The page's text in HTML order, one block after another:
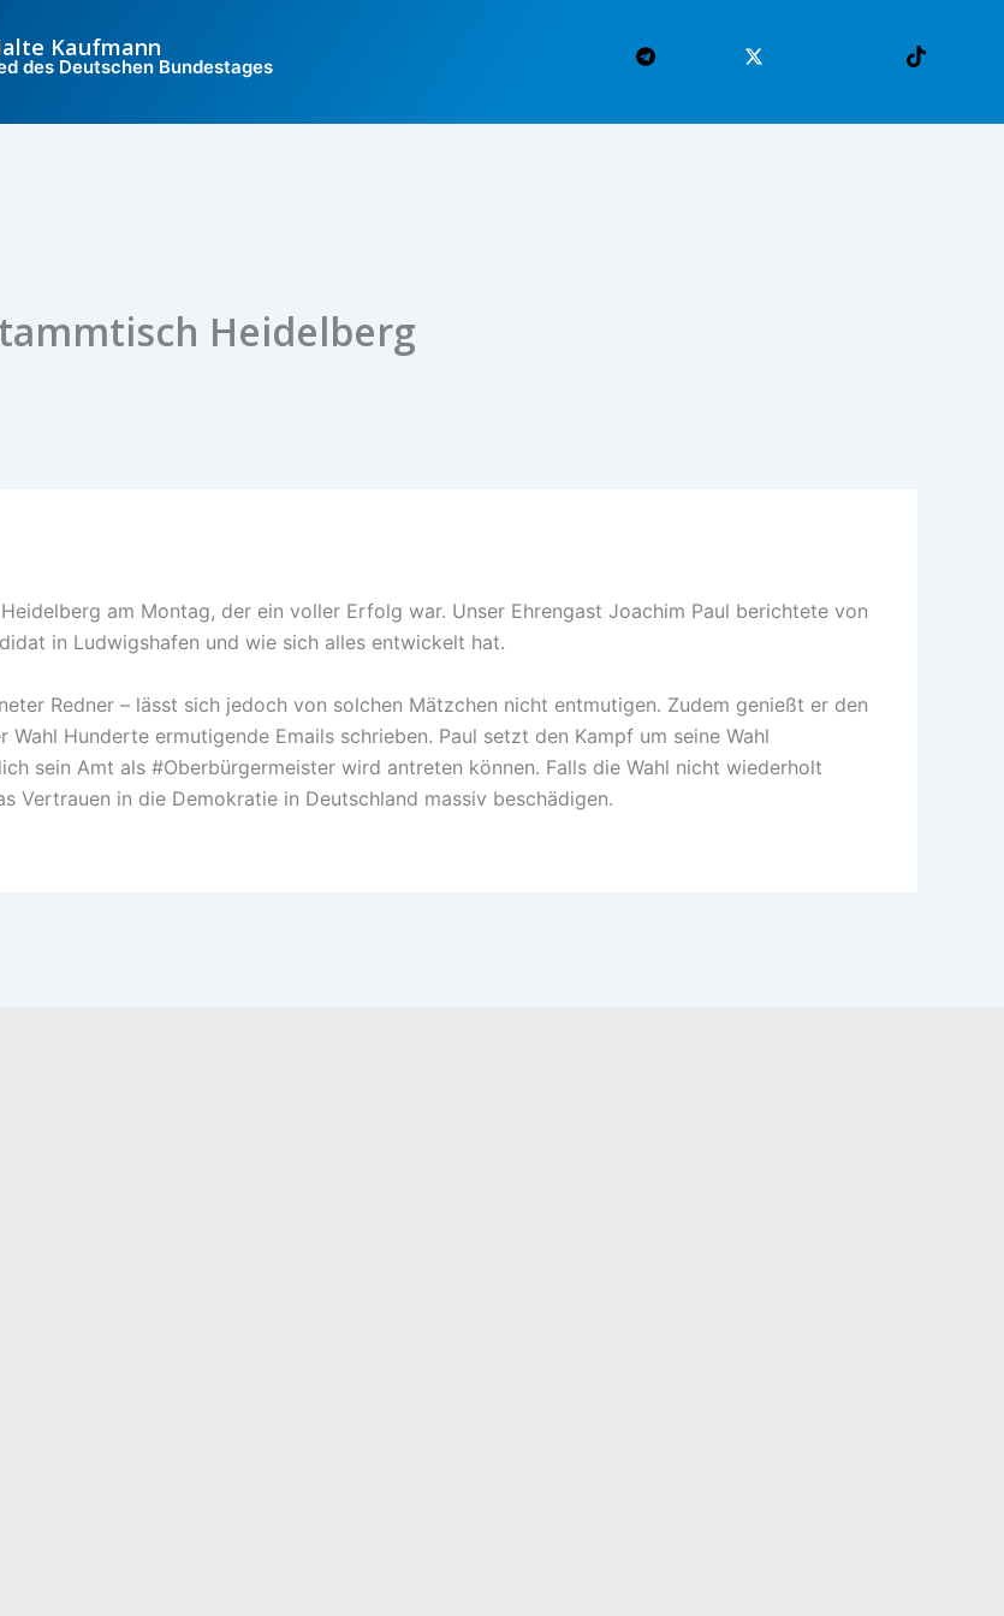
Kaufmann
des Deutschen Bundestages
Heidelberg
am Montag, der ein voller Erfolg war. Unser Ehrengast Joachim Paul berichtete von
in Ludwigshafen und wie sich alles entwickelt hat.
Redner – lässt sich jedoch von solchen Mätzchen nicht entmutigen. Zudem genießt er den
Hunderte ermutigende Emails schrieben. Paul setzt den Kampf um seine Wahl
sein Amt als #Oberbürgermeister wird antreten können. Falls die Wahl nicht wiederholt
Vertrauen in die Demokratie in Deutschland massiv beschädigen.